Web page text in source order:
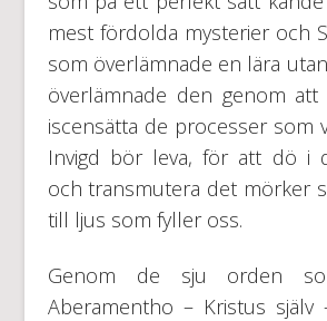
mest fördolda mysterier och
som överlämnade en lära
överlämnade den genom
iscensätta de processer som
Invigd bör leva, för att dö i
och transmutera det mörker
till ljus som fyller oss.
Genom de sju orden
Aberamentho – Kristus själv